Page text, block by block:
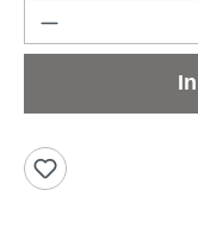
Produkt